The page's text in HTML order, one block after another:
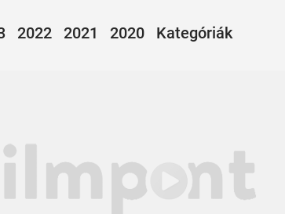
2022 2021 2020 Kategóriák